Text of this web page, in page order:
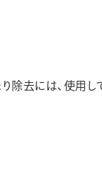
除去には、使用し